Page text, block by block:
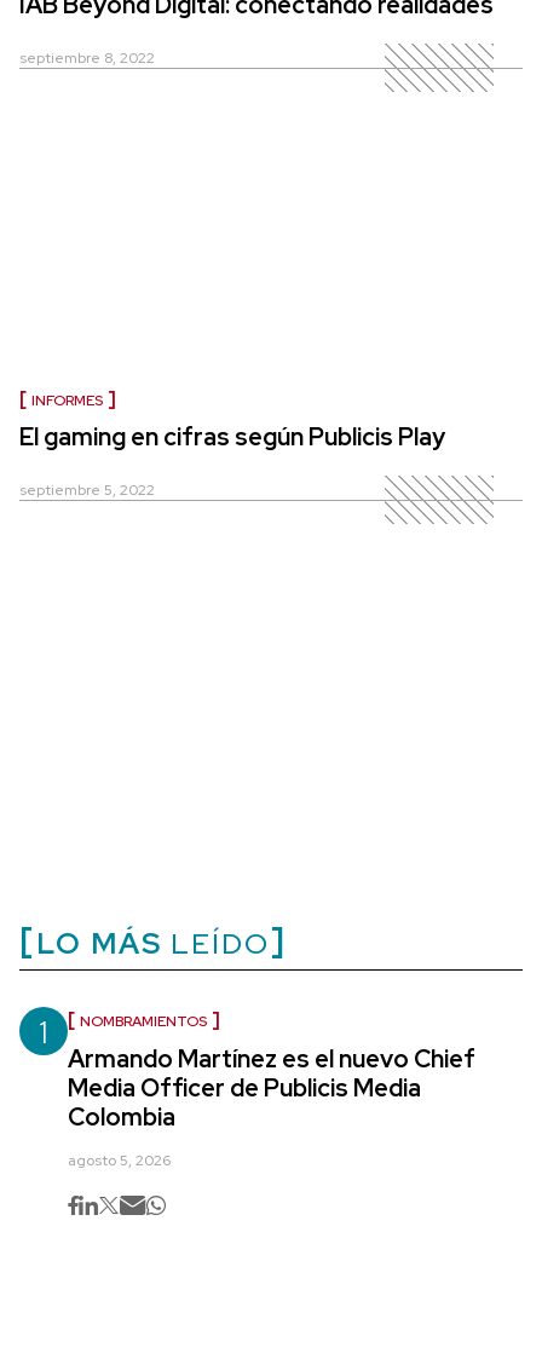
septiembre 8, 2022
INFORMES
El gaming en cifras según Publicis Play
septiembre 5, 2022
LO MÁS LEÍDO
1 NOMBRAMIENTOS
Armando Martínez es el nuevo Chief
Media Officer de Publicis Media
Colombia
agosto 5, 2026